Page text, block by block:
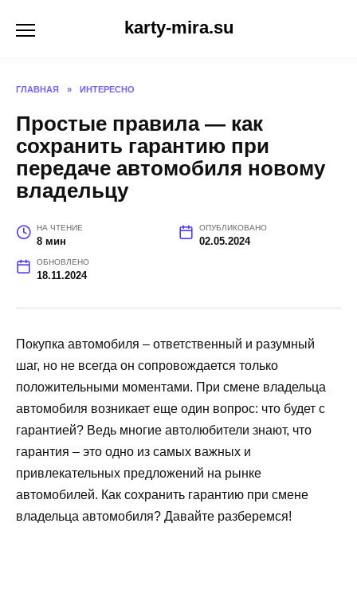
karty-mira.su
ГЛАВНАЯ » ИНТЕРЕСНО
Простые правила — как
сохранить гарантию при
передаче автомобиля новому
владельцу
НА ЧТЕНИЕ
8 мин
ОПУБЛИКОВАНО
02.05.2024
ОБНОВЛЕНО
18.11.2024
Покупка автомобиля – ответственный и разумный
шаг, но не всегда он сопровождается только
положительными моментами. При смене владельца
автомобиля возникает еще один вопрос: что будет с
гарантией? Ведь многие автолюбители знают, что
гарантия – это одно из самых важных и
привлекательных предложений на рынке
автомобилей. Как сохранить гарантию при смене
владельца автомобиля? Давайте разберемся!